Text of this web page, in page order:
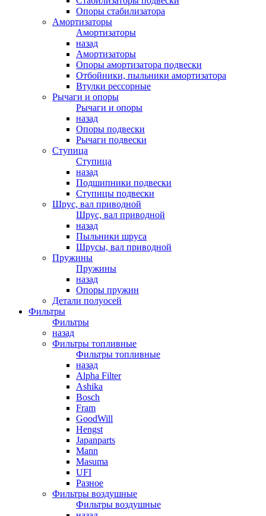
Опоры стабилизатора
Амортизаторы
Амортизаторы
назад
Амортизаторы
Опоры амортизатора подвески
Отбойники, пыльники амортизатора
Втулки рессорные
Рычаги и опоры
Рычаги и опоры
назад
Опоры подвески
Рычаги подвески
Ступица
Ступица
назад
Подшипники подвески
Ступицы подвески
Шрус, вал приводной
Шрус, вал приводной
назад
Пыльники шруса
Шрусы, вал приводной
Пружины
Пружины
назад
Опоры пружин
Детали полуосей
Фильтры
Фильтры
назад
Фильтры топливные
Фильтры топливные
назад
Alpha Filter
Ashika
Bosch
Fram
GoodWill
Hengst
Japanparts
Mann
Masuma
UFI
Разное
Фильтры воздушные
Фильтры воздушные